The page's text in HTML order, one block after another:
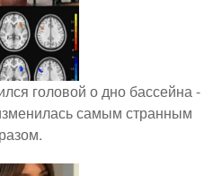
головой о дно бассейна -
самым странным